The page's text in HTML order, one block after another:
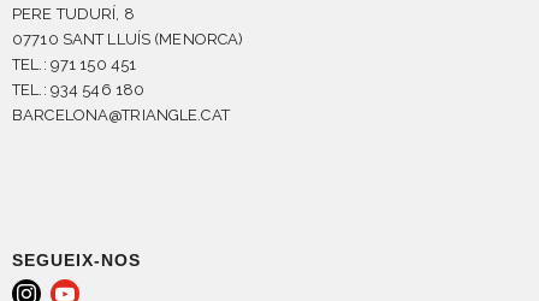
PERE TUDURÍ, 8
07710 SANT LLUÍS (MENORCA)
TEL.: 971 150 451
TEL.: 934 546 180
BARCELONA@TRIANGLE.CAT
SEGUEIX-NOS